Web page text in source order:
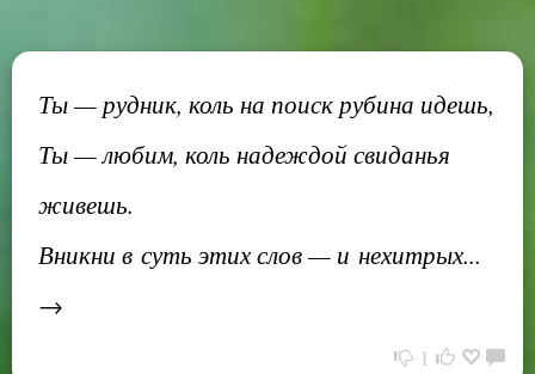
Ты — рудник, коль на поиск рубина идешь,
Ты — любим, коль надеждой свиданья
живешь.
Вникни в суть этих слов — и нехитрых...
→
1